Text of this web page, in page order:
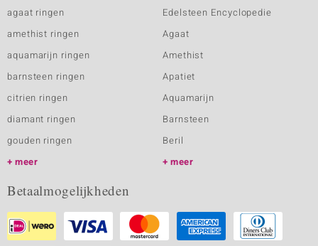
agaat ringen
amethist ringen
aquamarijn ringen
barnsteen ringen
citrien ringen
diamant ringen
gouden ringen
meer
Edelsteen Encyclopedie
Agaat
Amethist
Apatiet
Aquamarijn
Barnsteen
Beril
meer
Betaalmogelijkheden